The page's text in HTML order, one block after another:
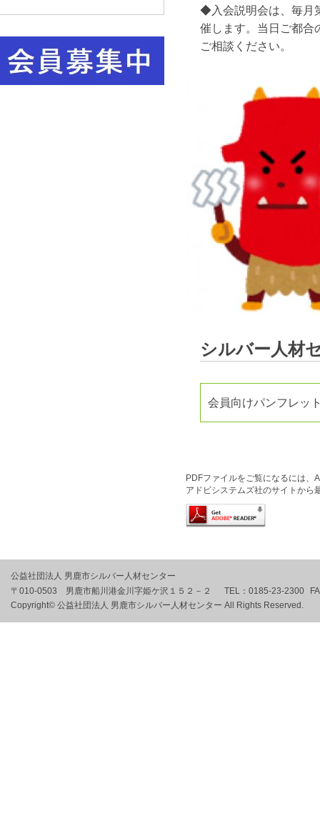
◆入会説明会は、毎月
催します。当日ご都合
ご相談ください。
シルバー人材
会員向けパンフレッ
PDFファイルをご覧になるには、
アドビシステムズ社のサイトから
公益社団法人 男鹿市シルバー人材センター
〒010-0503 男鹿市船川港金川字姫ケ沢１５２－２
TEL： 0185-23-2300
Copyright© 公益社団法人 男鹿市シルバー人材センター All Rights Reserved.